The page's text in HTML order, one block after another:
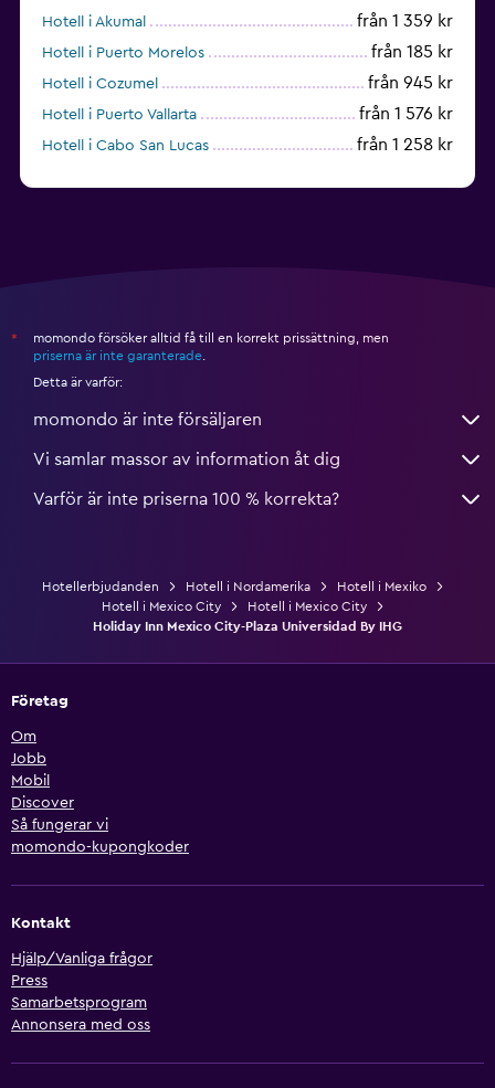
Hotell i Akumal från 1 359 kr
Hotell i Puerto Morelos från 185 kr
Hotell i Cozumel från 945 kr
Hotell i Puerto Vallarta från 1 576 kr
Hotell i Cabo San Lucas från 1 258 kr
*
momondo försöker alltid få till en korrekt prissättning, men
priserna är inte garanterade
Detta är varför:
momondo är inte försäljaren
Vi samlar massor av information åt dig
Varför är inte priserna 100 % korrekta?
Hotellerbjudanden Hotell i Nordamerika
Hotell i Mexiko
Hotell i Mexico City
Hotell i Mexico City
Holiday Inn Mexico City-Plaza Universidad By IHG
Företag
Om
Jobb
Mobil
Discover
Så fungerar vi
momondo-kupongkoder
Kontakt
Hjälp/Vanliga frågor
Press
Samarbetsprogram
Annonsera med oss